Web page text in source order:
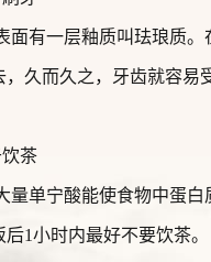
面有一层釉质叫珐琅质
，久而久之，牙齿就容易
茶
量单宁酸能使食物中蛋
1小时内最好不要饮茶。